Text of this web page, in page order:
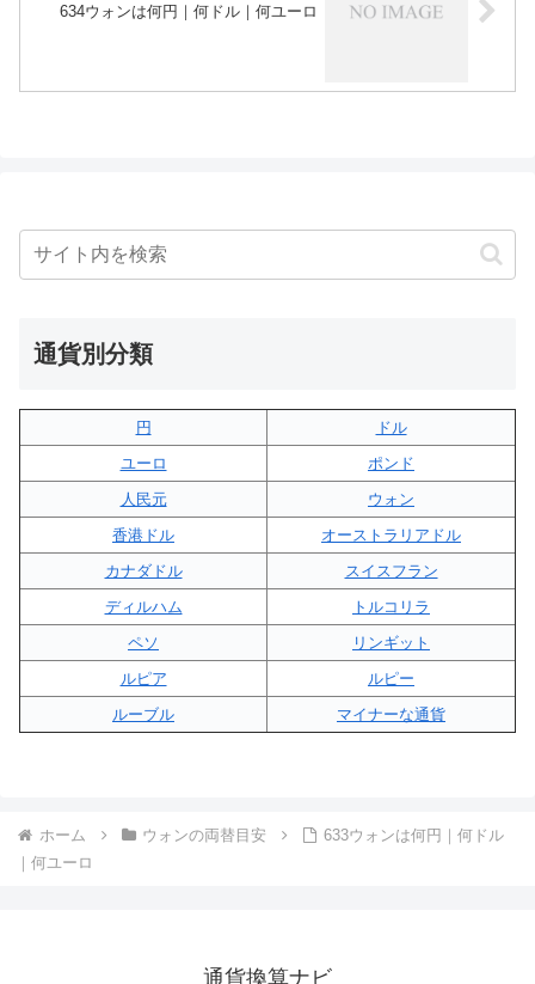
634ウォンは何円｜何ドル｜何ユーロ
通貨別分類
円
ドル
ユーロ
ポンド
人民元
ウォン
香港ドル
オーストラリアドル
カナダドル
スイスフラン
ディルハム
トルコリラ
ペソ
リンギット
ルピア
ルピー
ルーブル
マイナーな通貨
ホーム ウォンの両替目安
633ウォンは何円｜何ドル
｜何ユーロ
通貨換算ナビ